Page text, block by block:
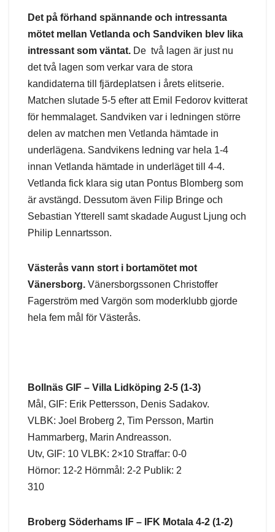
Det på förhand spännande och intressanta
mötet mellan Vetlanda och Sandviken blev lika
intressant som väntat. De två lagen är just nu
det två lagen som verkar vara de stora
kandidaterna till fjärdeplatsen i årets elitserie.
Matchen slutade 5-5 efter att Emil Fedorov kvitterat
för hemmalaget. Sandviken var i ledningen större
delen av matchen men Vetlanda hämtade in
underlägena. Sandvikens ledning var hela 1-4
innan Vetlanda hämtade in underläget till 4-4.
Vetlanda fick klara sig utan Pontus Blomberg som
är avstängd. Dessutom även Filip Bringe och
Sebastian Ytterell samt skadade August Ljung och
Philip Lennartsson.
Västerås vann stort i bortamötet mot
Vänersborg. Vänersborgssonen Christoffer
Fagerström med Vargön som moderklubb gjorde
hela fem mål för Västerås.
Bollnäs GIF – Villa Lidköping 2-5 (1-3)
Mål, GIF: Erik Pettersson, Denis Sadakov.
VLBK: Joel Broberg 2, Tim Persson, Martin
Hammarberg, Marin Andreasson.
Utv, GIF: 10 VLBK: 2×10 Straffar: 0-0
Hörnor: 12-2 Hörnmål: 2-2 Publik: 2
310
Broberg Söderhams IF – IFK Motala 4-2 (1-2)